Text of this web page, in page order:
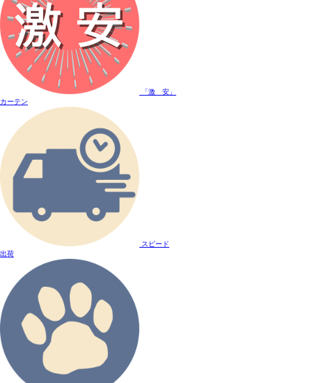
「激 安」
カーテン
スピード
出荷